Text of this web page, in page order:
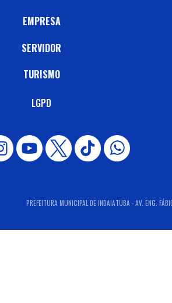
EMPRESA
SERVIDOR
TURISMO
LGPD
PREFEITURA MUNICIPAL DE INDAIATUBA - AV. ENG.